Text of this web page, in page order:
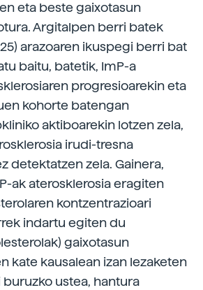
eta beste gaixotasun
Argitalpen berri batek
arazoaren ikuspegi berri bat
baitu, batetik, ImP-a
progresioarekin eta
kohorte batengan
aktiboarekin lotzen zela,
irudi-tresna
detektatzen zela. Gainera,
ak aterosklerosia eragiten
kontzentrazioari
indartu egiten du
gaixotasun
kate kausalean izan lezaketen
ustea, hantura